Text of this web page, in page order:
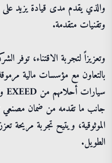
وتقنيات متقدمة.
وتعزيزاً لتجربة الاقتناء، توفر
بالتعاون مع مؤسسات مالية
جانب ما تقدمه من ضمان
الموثوقية، ويتيح تجربة مريحة
الطويل.